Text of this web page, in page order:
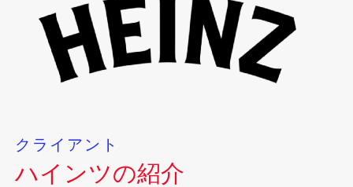
クライアント
ハインツの紹介